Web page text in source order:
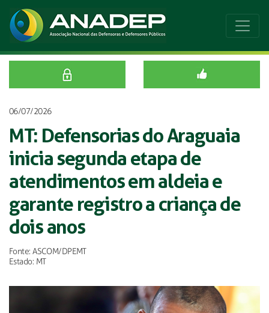
06/07/2026
MT: Defensorias do Araguaia
inicia segunda etapa de
atendimentos em aldeia e
garante registro a criança de
dois anos
Fonte: ASCOM/DPEMT
Estado: MT